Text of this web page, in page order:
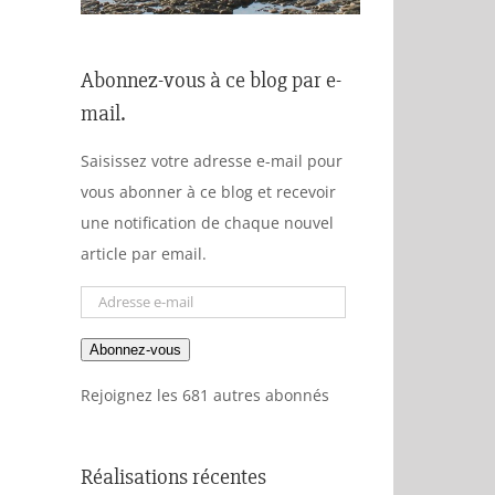
Abonnez-vous à ce blog par e-
mail.
Saisissez votre adresse e-mail pour
vous abonner à ce blog et recevoir
une notification de chaque nouvel
article par email.
Adresse
mail
Abonnez-vous
Rejoignez les 681 autres abonnés
Réalisations récentes